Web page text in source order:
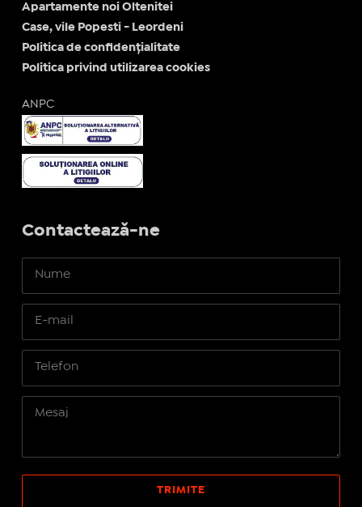
Apartamente noi Oltenitei
Case, vile Popesti - Leordeni
Politica de confidențialitate
Politica privind utilizarea cookies
ANPC
Contactează-ne